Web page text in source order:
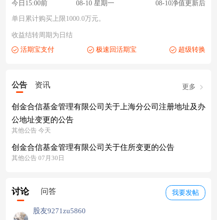
今日15:00前 08-10 星期一 08-10净值更新后
单日累计购买上限1000.0万元。
收益结转周期为日结
活期宝支付
极速回活期宝 超级转换
公告 资讯 更多
创金合信基金管理有限公司关于上海分公司注册地址及办
公地址变更的公告
其他公告 今天
创金合信基金管理有限公司关于住所变更的公告
其他公告 07月30日
我要发帖
讨论 问答
股友9271zu5860